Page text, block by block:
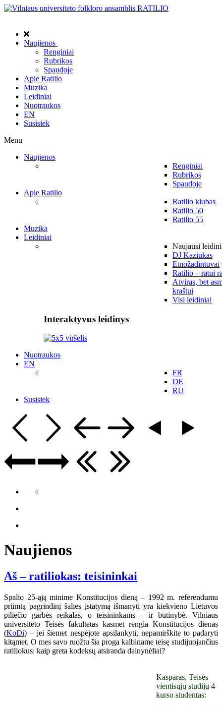
Naujienos
Renginiai
Rubrikos
Spaudoje
Apie Ratilio
Muzika
Leidiniai
Nuotraukos
EN
Susisiek
Menu
Naujienos
Renginiai
Rubrikos
Spaudoje
Apie Ratilio
Ratilio klubas
Ratilio 50
Ratilio 55
Muzika
Leidiniai
Naujausi
DJ Kaziukas
Etnožadintuvai
Ratilio – ratui
Atviras, bet
kraštui
Visi leidiniai
Interaktyvus leidinys
Nuotraukos
EN
FR
DE
RU
Susisiek
Naujienos
Aš – ratiliokas: teisininkai
Spalio 25-ąją minime Konstitucijos dieną – 1992 m. referendumu
priimtą pagrindinį šalies įstatymą išmanyti yra kiekvieno Lietuvos
piliečio garbės reikalas, o teisininkams – ir būtinybė. Vilniaus
universiteto Teisės fakultetas kasmet rengia Konstitucijos dienas
(KoDi) – jei šiemet nespėjote apsilankyti, nepamirškite to padaryti
kitąmet. O mes savo ruožtu šia proga kalbiname teisę studijuojančius
ratiliokus: kaip greta kodeksų atsiranda dainynėliai?
Kasparas, Teisės
vientisųjų studijų 4
kurso studentas: